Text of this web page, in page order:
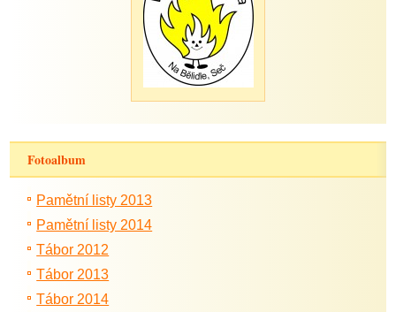
Fotoalbum
Pamětní listy 2013
Pamětní listy 2014
Tábor 2012
Tábor 2013
Tábor 2014